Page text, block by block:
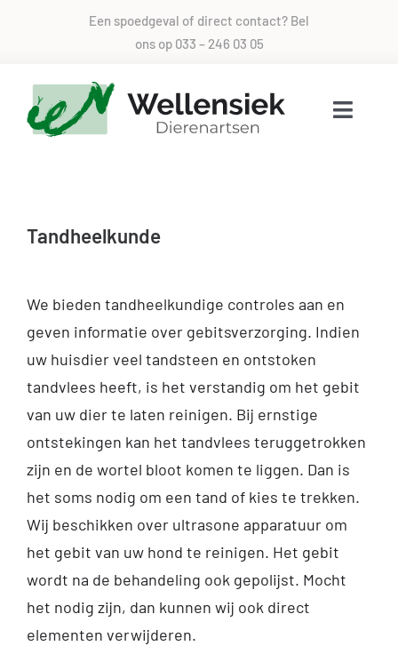
Een spoedgeval of direct contact? Bel
ons op 033 – 246 03 05
Toggle
Over ons
Direct contact
Spoed
Inloggen Digi-Dap
Tandheelkunde
We bieden tandheelkundige controles aan en
geven informatie over gebitsverzorging. Indien
uw huisdier veel tandsteen en ontstoken
tandvlees heeft, is het verstandig om het gebit
van uw dier te laten reinigen. Bij ernstige
ontstekingen kan het tandvlees teruggetrokken
zijn en de wortel bloot komen te liggen. Dan is
het soms nodig om een tand of kies te trekken.
Wij beschikken over ultrasone apparatuur om
het gebit van uw hond te reinigen. Het gebit
wordt na de behandeling ook gepolijst. Mocht
het nodig zijn, dan kunnen wij ook direct
elementen verwijderen.